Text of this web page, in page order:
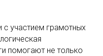
участием грамотных
помогают не только